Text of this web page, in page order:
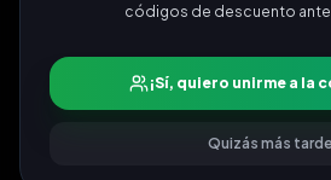
códigos de descuento
¡Sí, quiero unirme a la
Quizás más